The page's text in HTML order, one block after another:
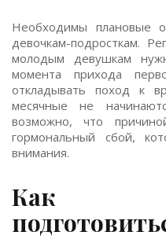
Необходимы плановые
девочкам-подросткам.
молодым девушкам
момента прихода
откладывать поход к
месячные не
возможно, что
гормональный сбой,
внимания.
Как